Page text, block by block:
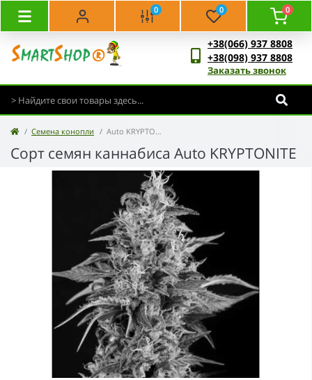
0 0 0
+38(066) 937 8808
+38(098) 937 8808
Заказать звонок
Семена конопли Auto KRYPTONITE
Сорт семян каннабиса Auto KRYPTONITE